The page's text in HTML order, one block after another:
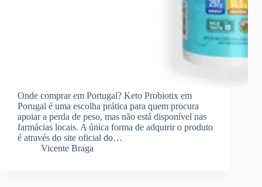
Onde comprar em Portugal? Keto Probiotix em
Porugal é uma escolha prática para quem procura
apoiar a perda de peso, mas não está disponível nas
farmácias locais. A única forma de adquirir o produto
é através do site oficial do…
Vicente Braga